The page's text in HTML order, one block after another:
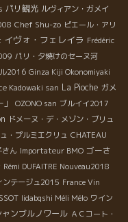
パリ観光 ルヴィアン・ガメイ
Chef Shu-zo ピエール・アリ
イヴォ・フェレイラ Frédéric
パリ・夕焼けのセーヌ河
2016 Ginza Kiji Okonomiyaki
Kadowaki san La Pioche ガメ
OZONO san ブルイイ2017
ドメーヌ・デ・メゾン・ブリュ
・プルミエクリュ CHATEAU
ん Importateur BMO ゴーさ
Rémi DUFAITRE Nouveau2018
ンテージュ2015 France Vin
Iidabqshi Méli Mélo ワイン
ンブルノワール ＡＣコート・